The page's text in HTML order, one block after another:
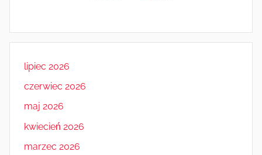
lipiec 2026
czerwiec 2026
maj 2026
kwiecień 2026
marzec 2026